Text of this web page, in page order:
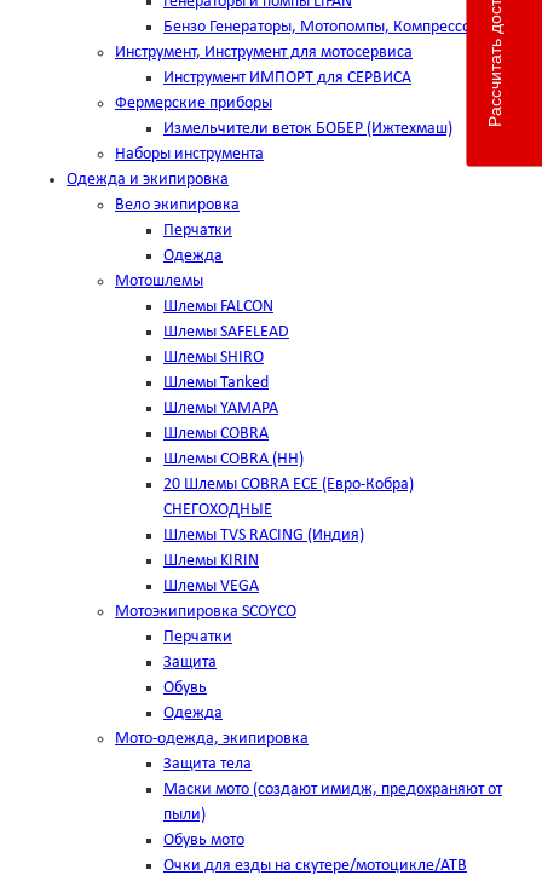
Бензо Генераторы, Мотопомпы, Компрессоры
Инструмент, Инструмент для мотосервиса
Инструмент ИМПОРТ для СЕРВИСА
Фермерские приборы
Измельчители веток БОБЕР (Ижтехмаш)
Наборы инструмента
Одежда и экипировка
Вело экипировка
Перчатки
Одежда
Мотошлемы
Шлемы FALCON
Шлемы SAFELEAD
Шлемы SHIRO
Шлемы Tanked
Шлемы YAMAPA
Шлемы COBRA
Шлемы COBRA (HH)
20 Шлемы COBRA ECE (Евро-Кобра)
СНЕГОХОДНЫЕ
Шлемы TVS RACING (Индия)
Шлемы KIRIN
Шлемы VEGA
Мотоэкипировка SCOYCO
Перчатки
Защита
Обувь
Одежда
Мото-одежда, экипировка
Защита тела
Маски мото (создают имидж, предохраняют от
пыли)
Обувь мото
Очки для езды на скутере/мотоцикле/АТВ
Рассчитать доставку